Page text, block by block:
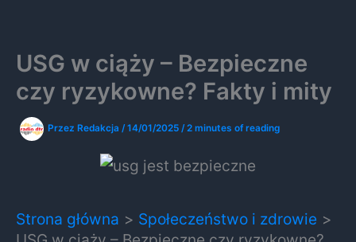
USG w ciąży – Bezpieczne
czy ryzykowne? Fakty i mity
Przez Redakcja /14/01/2025 /2 minutes of reading
Strona główna
Społeczeństwo i zdrowie